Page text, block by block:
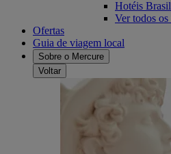
Hotéis
Ver todos os
Ofertas
Guia de viagem local
Sobre o Mercure
Voltar